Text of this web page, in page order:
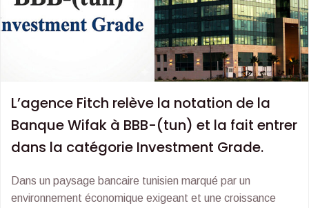
L’agence Fitch relève la notation de la
Banque Wifak à BBB-(tun) et la fait entrer
dans la catégorie Investment Grade.
Dans un paysage bancaire tunisien marqué par un
environnement économique exigeant et une croissance